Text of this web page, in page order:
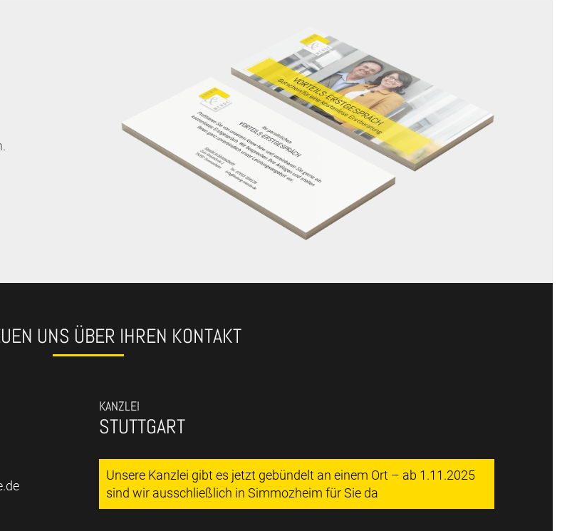
UNS ÜBER IHREN KONTAKT
KANZLEI
STUTTGART
Unsere Kanzlei gibt es jetzt gebündelt an einem Ort – ab 1.11.2025
sind wir ausschließlich in Simmozheim für Sie da